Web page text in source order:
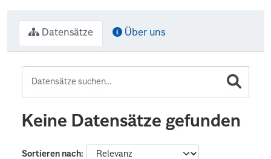
Datensätze Über uns
Keine Datensätze gefunden
Sortieren nach